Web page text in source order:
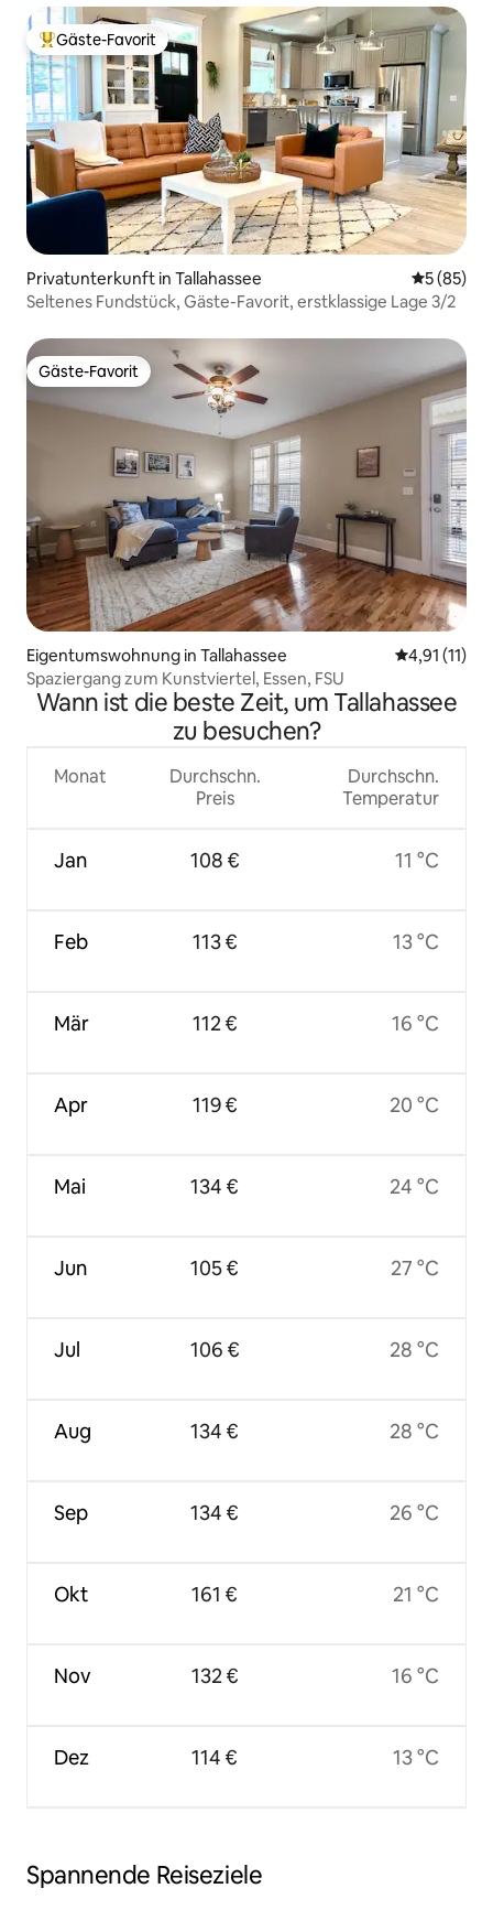
Beliebter Gäste-Favorit.
Gäste-Favorit
Privatunterkunft in Tallahassee
5 (85)
Seltenes Fundstück, Gäste-Favorit, erstklassige Lage 3/2
Gäste-Favorit
Gäste-Favorit
Eigentumswohnung in Tallahassee
4,91 (11)
Spaziergang zum Kunstviertel, Essen, FSU
Wann ist die beste Zeit, um Tallahassee
zu besuchen?
Monat
Jan
Feb
Mär
Apr
Mai
Jun
Jul
Aug
Sep
Okt
Nov
Dez
Durchschn.
Preis
108 €
113 €
112 €
119 €
134 €
105 €
106 €
134 €
134 €
161 €
132 €
114 €
Durchschn.
Temperatur
11 °C
13 °C
16 °C
20 °C
24 °C
27 °C
28 °C
28 °C
26 °C
21 °C
16 °C
13 °C
Spannende Reiseziele